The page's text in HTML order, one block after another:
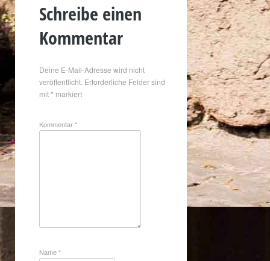
Schreibe einen
Kommentar
Deine E-Mail-Adresse wird nicht
veröffentlicht. Erforderliche Felder sind
mit* markiert
Kommentar*
Name*